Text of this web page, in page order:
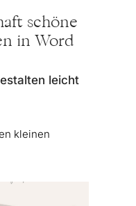
schöne
in Word
leicht
kleinen